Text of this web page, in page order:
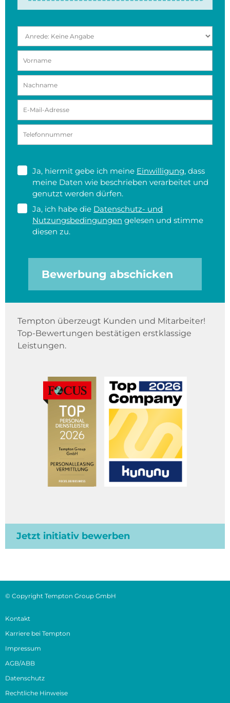
Ja, hiermit gebe ich meine Einwilligung, dass
meine Daten wie beschrieben verarbeitet und
genutzt werden dürfen.
Ja, ich habe die Datenschutz- und
Nutzungsbedingungen gelesen und stimme
diesen zu.
Bewerbung abschicken
Tempton überzeugt Kunden und Mitarbeiter!
Top-Bewertungen bestätigen erstklassige
Leistungen.
Jetzt initiativ bewerben
© Copyright Tempton Group GmbH
Kontakt
Karriere bei Tempton
Impressum
AGB/ABB
Datenschutz
Rechtliche Hinweise